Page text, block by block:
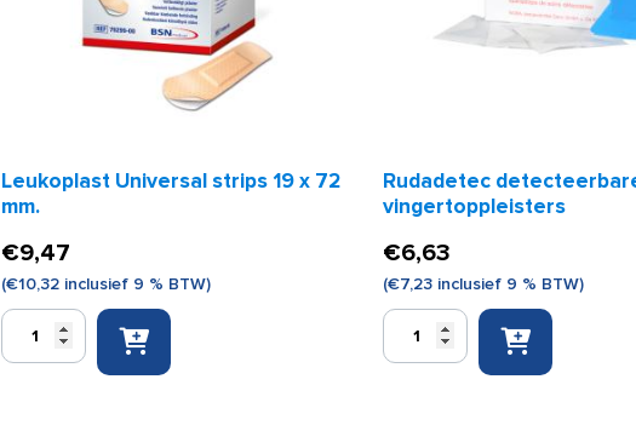
Leukoplast Universal strips 19 x 72
mm.
€9,47
(€10,32 inclusief 9 % BTW)
Leukoplast
Universal
Rudadetec
vingertoppleisters
€6,63
(€7,23 inclusief 9 % BTW)
Rudadetec
detecteerbare
vingertoppleisters